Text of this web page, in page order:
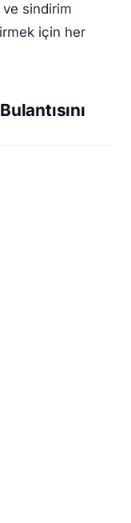
ve sindirim
için her